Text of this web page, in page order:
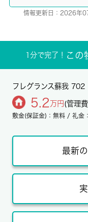
情報更新日：2026年
1分で完了！ この
フレグランス蘇我 702
5.2 万円 (管理費
敷金(保証金)：無料 / 礼金
最新